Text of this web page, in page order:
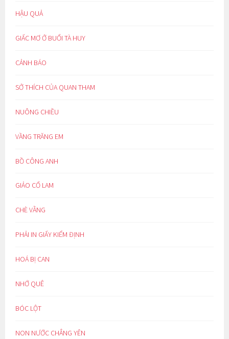
HẬU QUẢ
GIẤC MƠ Ở BUỔI TÀ HUY
CẢNH BÁO
SỞ THÍCH CỦA QUAN THAM
NUÔNG CHIỀU
VẦNG TRĂNG EM
BỒ CÔNG ANH
GIẢO CỔ LAM
CHÈ VẰNG
PHẢI IN GIẤY KIỂM ĐỊNH
HOÁ BỊ CAN
NHỚ QUÊ
BÓC LỘT
NON NƯỚC CHẲNG YÊN